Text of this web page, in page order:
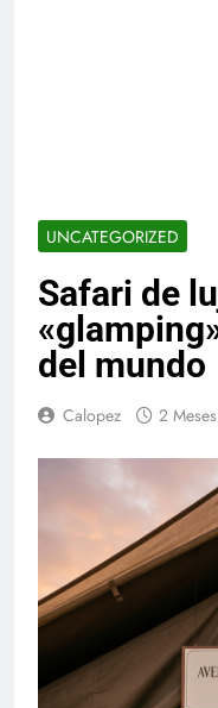
UNCATEGORIZED
Safari de
del mundo
Calopez 2